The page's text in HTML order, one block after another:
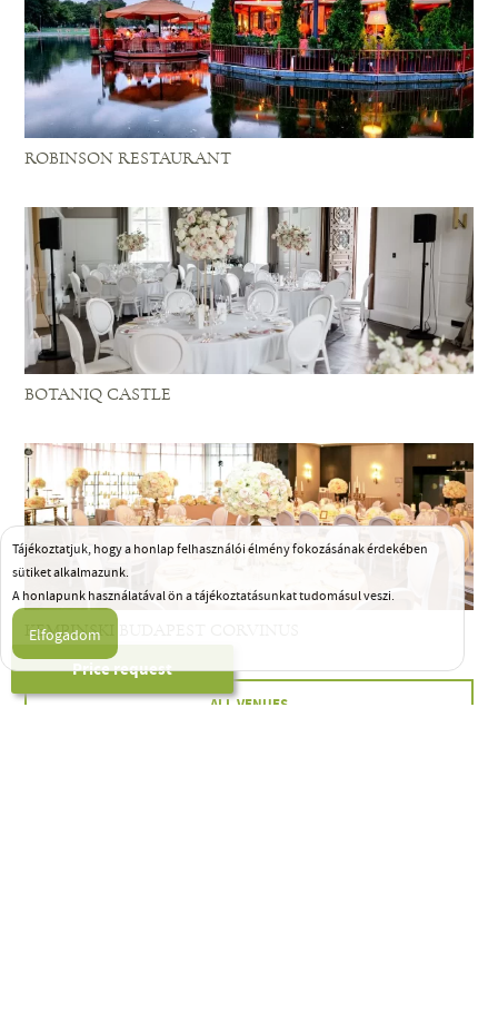
Price request
Tájékoztatjuk, hogy a honlap felhasználói élmény fokozásának érdekében
sütiket alkalmazunk.
A honlapunk használatával ön a tájékoztatásunkat tudomásul veszi.
ROBINSON RESTAURANT
BOTANIQ CASTLE
KEMPINSKI BUDAPEST CORVINUS
ALL VENUES